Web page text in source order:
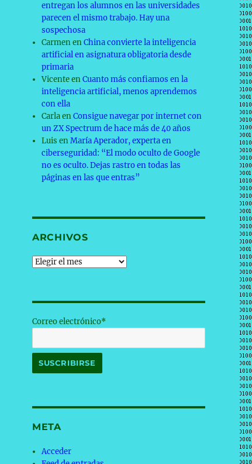
entregan los alumnos en las universidades
parecen el mismo trabajo. Hay una
sospechosa
CarmenenChina convierte la inteligencia
artificial en asignatura obligatoria desde
primaria
VicenteenCuanto más confiamos en la
inteligencia artificial, menos aprendemos
con ella
CarlaenConsigue navegar por internet con
un ZX Spectrum de hace más de 40 años
Luis enMaría Aperador, experta en
ciberseguridad: “El modo oculto de Google
no es oculto. Dejas rastro en todas las
páginas en las que entras”
ARCHIVOS
Archivos
Correo electrónico*
META
Acceder